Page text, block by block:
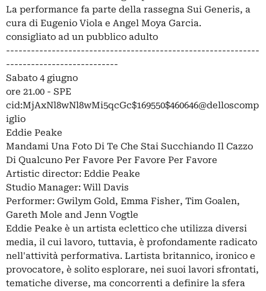
La performance fa parte della rassegna Sui Generis, a
cura di Eugenio Viola e Angel Moya Garcia.
consigliato ad un pubblico adulto
-------------------------------------------------------------
---------------------------
Sabato 4 giugno
ore 21.00 - SPE
cid:MjAxNl8wNl8wMi5qcGc$169550$460646@delloscomp
iglio
Eddie Peake
Mandami Una Foto Di Te Che Stai Succhiando Il Cazzo
Di Qualcuno Per Favore Per Favore Per Favore
Artistic director: Eddie Peake
Studio Manager: Will Davis
Performer: Gwilym Gold, Emma Fisher, Tim Goalen,
Gareth Mole and Jenn Vogtle
Eddie Peake è un artista eclettico che utilizza diversi
media, il cui lavoro, tuttavia, è profondamente radicato
nell'attività performativa. Lartista britannico, ironico e
provocatore, è solito esplorare, nei suoi lavori sfrontati,
tematiche diverse, ma concorrenti a definire la sfera